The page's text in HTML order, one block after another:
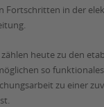
Fortschritten in der
heute zu den
so
zu einer